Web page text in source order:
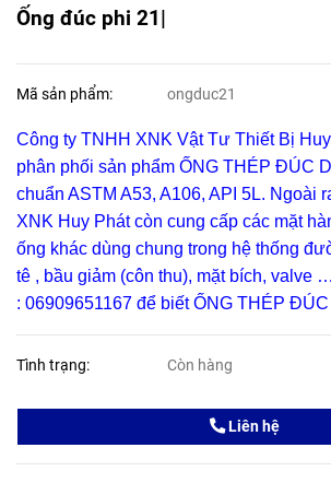
Ống đúc phi 21|
Mã sản phẩm: ongduc21
Công ty TNHH XNK Vật Tư Thiết Bị
phân phối sản phẩm ỐNG THÉP ĐÚC
chuẩn ASTM A53, A106, API 5L. Ngoài
XNK Huy Phát còn cung cấp các mặt
ống khác dùng chung trong hệ thống
tê , bầu giảm (côn thu), mặt bích, valve
: 06909651167 để biếtỐNG THÉP
Tình trạng: Còn hàng
Liên hệ